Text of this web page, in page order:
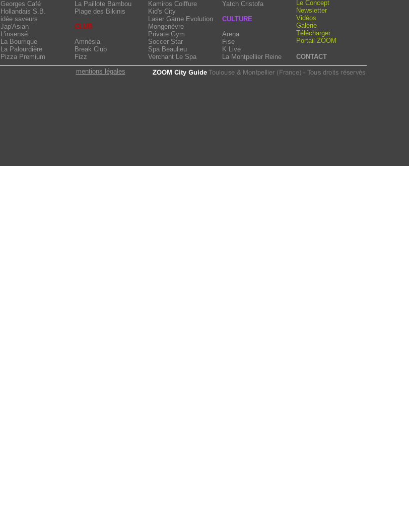
Le Concept
Newsletter
Vidéos
Galerie
Télécharger
Portail ZOOM
mentions légales
CONTACT
Yatch Cristofa
CULTURE
Arena
Fise
K Live
La Montpellier Reine
Kamiros Coiffure
Kid's City
Laser Game Evolution
Mongenèvre
Private Gym
Soccer Star
Spa Beaulieu
Verchant Le Spa
La Paillote Bambou
Plage des Bikinis
CLUB
Amnésia
Break Club
Fizz
Georges Café
Hollandais S.B.
idée saveurs
Jap'Asian
L'insensé
La Bourrique
La Palourdière
Pizza Premium